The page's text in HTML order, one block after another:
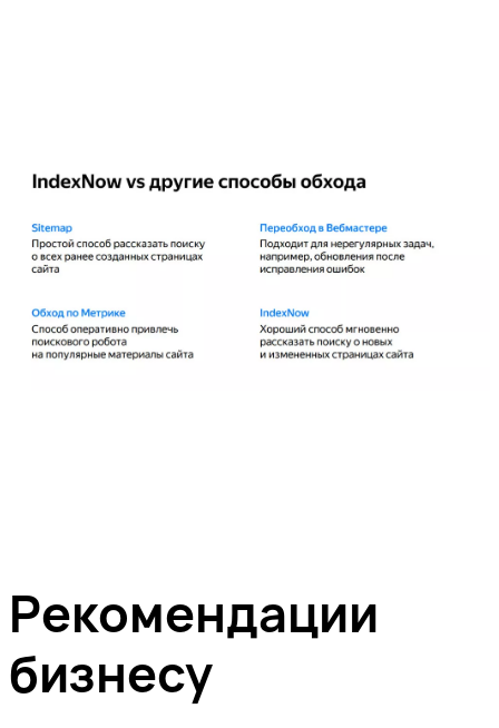
Рекомендации
бизнесу